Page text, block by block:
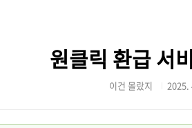
원클릭 환급 서
이건 몰랐지 2025.